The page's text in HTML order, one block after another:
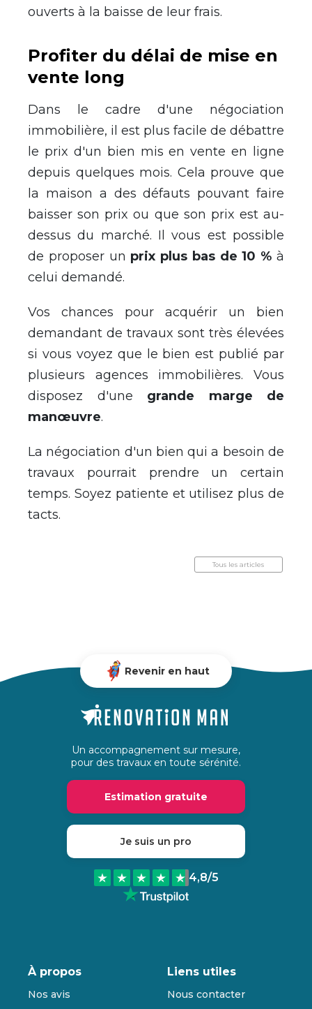
ouverts à la baisse de leur frais.
Profiter du délai de mise en
vente long
Dans le cadre d'une négociation
immobilière, il est plus facile de débattre
le prix d'un bien mis en vente en ligne
depuis quelques mois. Cela prouve que
la maison a des défauts pouvant faire
baisser son prix ou que son prix est au-
dessus du marché. Il vous est possible
de proposer un prix plus bas de 10 % à
celui demandé.
Vos chances pour acquérir un bien
demandant de travaux sont très élevées
si vous voyez que le bien est publié par
plusieurs agences immobilières. Vous
disposez d'une grande marge de
manœuvre.
La négociation d'un bien qui a besoin de
travaux pourrait prendre un certain
temps. Soyez patiente et utilisez plus de
tacts.
Tous les articles
Revenir en haut
Un accompagnement sur mesure,
pour des travaux en toute sérénité.
Estimation gratuite
Je suis un pro
4,8/5
À propos
Nos avis
Liens utiles
Nous contacter